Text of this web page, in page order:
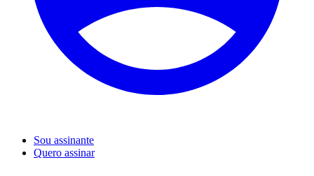
Sou assinante
Quero assinar